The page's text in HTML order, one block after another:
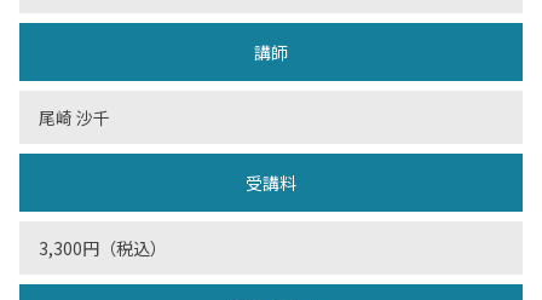
講師
尾崎 沙千
受講料
3,300円（税込）